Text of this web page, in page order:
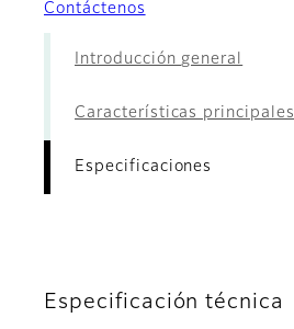
Contáctenos
Introducción general
Características principales
Especificaciones
Especificación técnica